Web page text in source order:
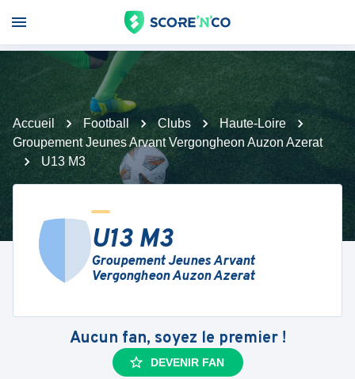
Accueil Football Clubs
Haute-Loire
Groupement Jeunes Arvant Vergongheon Auzon Azerat
U13 M3
U13 M3
Groupement Jeunes Arvant
Vergongheon Auzon Azerat
Aucun fan, soyez le premier !
DEVENIR FAN